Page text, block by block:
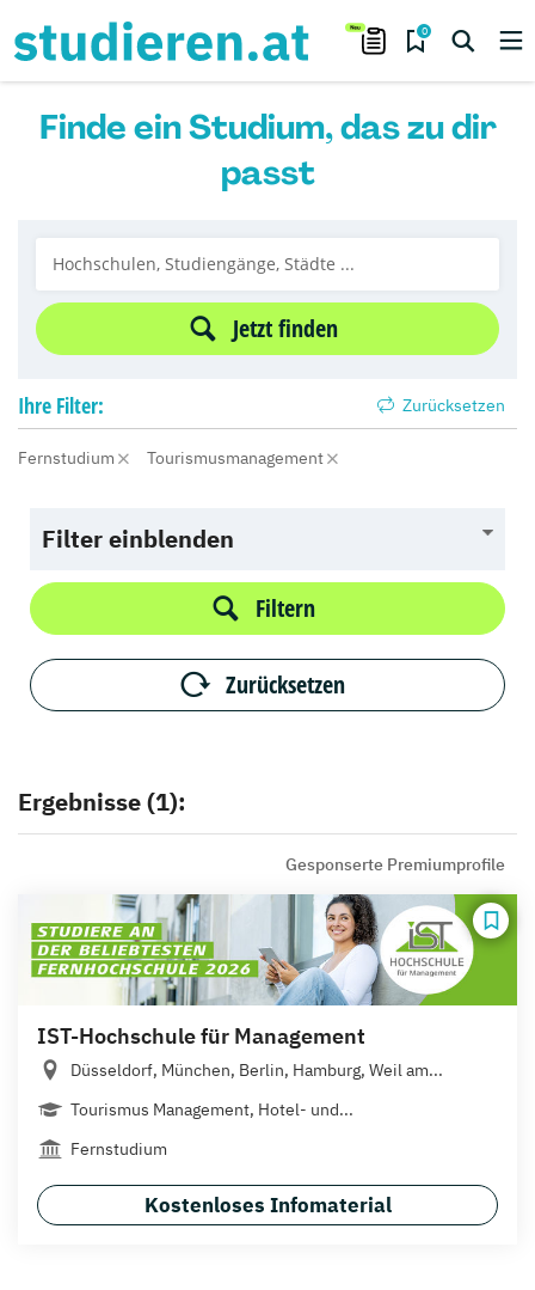
0
Finde ein Studium, das zu dir
passt
Jetzt finden
Ihre Filter: Zurücksetzen
Fernstudium Tourismusmanagement
Filter einblenden
Filtern
Zurücksetzen
Ergebnisse (1):
Gesponserte Premiumprofile
IST-Hochschule für Management
Düsseldorf, München, Berlin, Hamburg, Weil am...
Tourismus Management, Hotel- und...
Fernstudium
Kostenloses Infomaterial